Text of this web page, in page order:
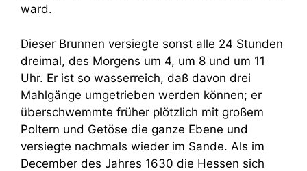
ward.
Dieser Brunnen versiegte sonst alle 24 Stunden
dreimal, des Morgens um 4, um 8 und um 11
Uhr. Er ist so wasserreich, daß davon drei
Mahlgänge umgetrieben werden können; er
überschwemmte früher plötzlich mit großem
Poltern und Getöse die ganze Ebene und
versiegte nachmals wieder im Sande. Als im
December des Jahres 1630 die Hessen sich